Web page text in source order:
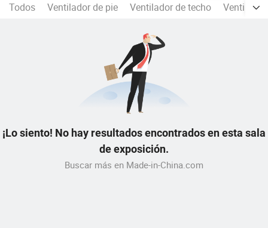
Todos Ventilador de pie Ventilador de techo
¡Lo siento! No hay resultados encontrados en esta sala
de exposición.
Buscar más en Made-in-China.com